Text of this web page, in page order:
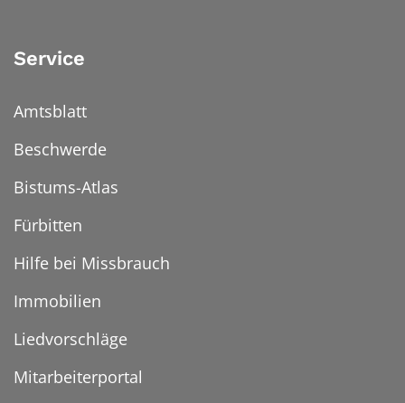
Service
Amtsblatt
Beschwerde
Bistums-Atlas
Fürbitten
Hilfe bei Missbrauch
Immobilien
Liedvorschläge
Mitarbeiterportal